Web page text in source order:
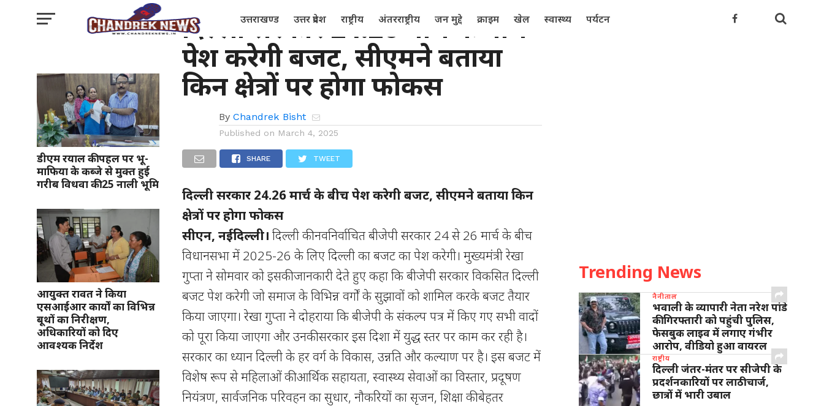
उत्तराखण्ड उत्तर प्रदेश राष्ट्रीय अंतरराष्ट्रीय जन मुद्दे क्राइम खेल स्वास्थ्य पर्यटन
डीएम रयाल की पहल पर भू-
माफिया के कब्जे से मुक्त हुई
गरीब विधवा की 25 नाली भूमि
आयुक्त रावत ने किया
एसआईआर कार्यों का विभिन्न
बूथों का निरीक्षण,
अधिकारियों को दिए
आवश्यक निर्देश
दिल्ली सरकार 24.26 मार्च के बीच
पेश करेगी बजट, सीएमने बताया
किन क्षेत्रों पर होगा फोकस
By Chandrek Bisht
Published on March 4, 2025
SHARE TWEET
दिल्ली सरकार 24.26 मार्च के बीच पेश करेगी बजट, सीएमने बताया किन
क्षेत्रों पर होगा फोकस
सीएन, नईदिल्ली।दिल्ली की नवनिर्वाचित बीजेपी सरकार 24 से 26 मार्च के बीच
विधानसभा में 2025-26 के लिए दिल्ली का बजट का पेश करेगी। मुख्यमंत्री रेखा
गुप्ता ने सोमवार को इसकी जानकारी देते हुए कहा कि बीजेपी सरकार विकसित दिल्ली
बजट पेश करेगी जो समाज के विभिन्न वर्गों के सुझावों को शामिल करके बजट तैयार
किया जाएगा। रेखा गुप्ता ने दोहराया कि बीजेपी के संकल्प पत्र में किए गए सभी वादों
को पूरा किया जाएगा और उनकी सरकार इस दिशा में युद्ध स्तर पर काम कर रही है।
सरकार का ध्यान दिल्ली के हर वर्ग के विकास, उन्नति और कल्याण पर है। इस बजट में
विशेष रूप से महिलाओं की आर्थिक सहायता, स्वास्थ्य सेवाओं का विस्तार, प्रदूषण
नियंत्रण, सार्वजनिक परिवहन का सुधार, नौकरियों का सृजन, शिक्षा की बेहतर
Trending News
नैनीताल
भवाली के व्यापारी नेता नरेश पांडे
की गिरफ्तारी को पहुंची पुलिस,
फेसबुक लाइव में लगाए गंभीर
आरोप, वीडियो हुआ वायरल
राष्ट्रीय
दिल्ली जंतर-मंतर पर सीजेपी के
प्रदर्शनकारियों पर लाठीचार्ज,
छात्रों में भारी उबाल